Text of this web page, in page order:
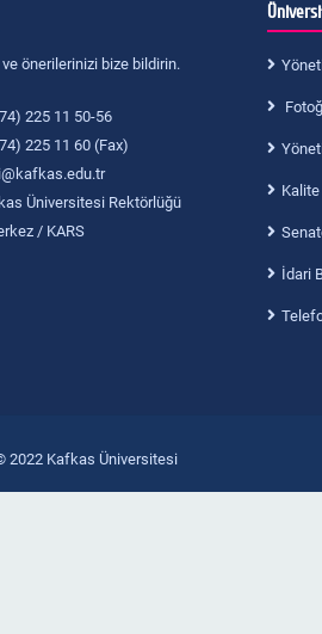
önerilerinizi bize bildirin.
225 11 50-56
225 11 60 (Fax)
Üniversitesi Rektörlüğü
/ KARS
İdari
2022 Kafkas Üniversitesi